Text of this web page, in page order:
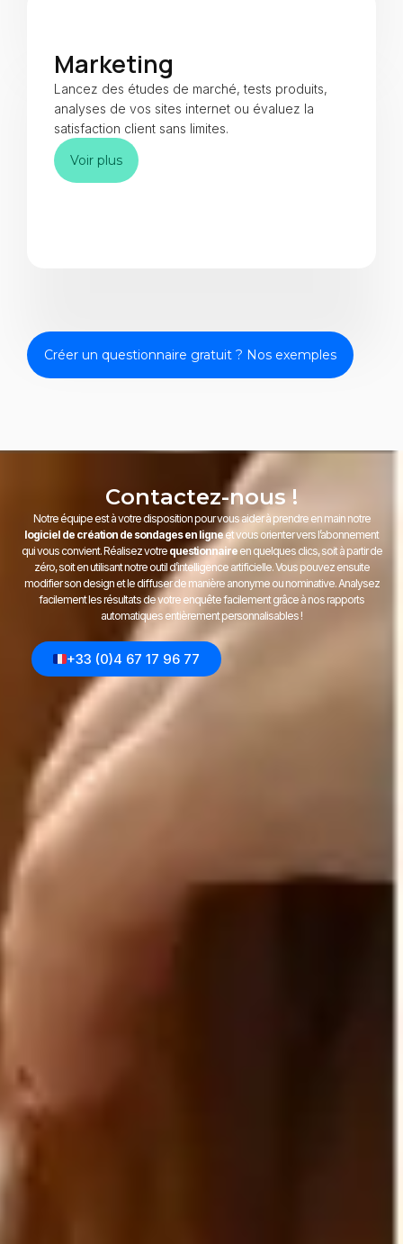
Marketing
Lancez des études de marché, tests produits,
analyses de vos sites internet ou évaluez la
satisfaction client sans limites.
Voir plus
Créer un questionnaire gratuit ? Nos exemples
Contactez-nous !
Notre équipe est à votre disposition pour vous aider à prendre en main notre
logiciel de création de sondages en ligneet vous orienter vers l’abonnement
qui vous convient. Réalisez votre questionnaireen quelques clics, soit à partir de
zéro, soit en utilisant notre outil d’intelligence artificielle. Vous pouvez ensuite
modifier son design et le diffuser de manière anonyme ou nominative. Analysez
facilement les résultats de votre enquête facilement grâce à nos rapports
automatiques entièrement personnalisables !
+33 (0)4 67 17 96 77